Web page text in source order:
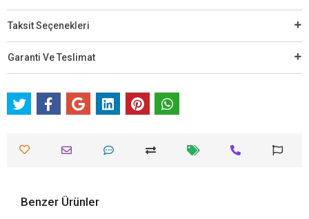
Taksit Seçenekleri
Garanti Ve Teslimat
Benzer Ürünler